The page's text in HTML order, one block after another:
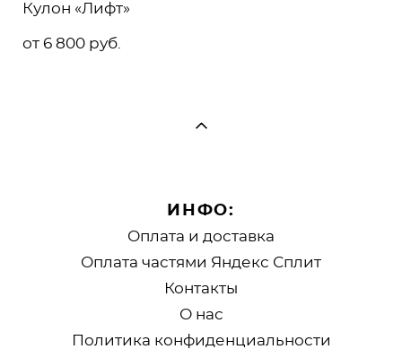
Кулон «Лифт»
от 6 800 pуб.
ИНФО:
Оплата и доставка
Оплата частями Яндекс Сплит
Контакты
О нас
Политика конфиденциальности